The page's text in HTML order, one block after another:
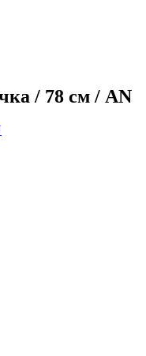
/ 78 см / AN